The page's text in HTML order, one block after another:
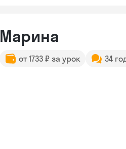
Марина
от 1733 ₽ за урок 34